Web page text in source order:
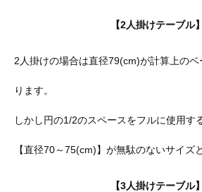
【2人掛けテーブル】
2人掛けの場合は直径79(cm)が計算上の
ります。
しかし円の1/2のスペースをフルに使用す
【直径70～75(cm)】が無駄のないサイズ
【3人掛けテーブル】